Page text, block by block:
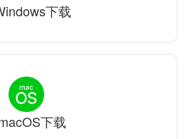
下载
下载